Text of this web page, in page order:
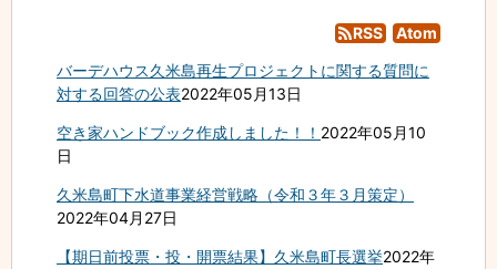
RSS
Atom
バーデハウス久米島再生プロジェクトに関する質問に
対する回答の公表2022年05月13日
空き家ハンドブック作成しました！！ 2022年05月10
日
久米島町下水道事業経営戦略（令和３年３月策定）
2022年04月27日
【期日前投票・投・開票結果】久米島町長選挙2022年